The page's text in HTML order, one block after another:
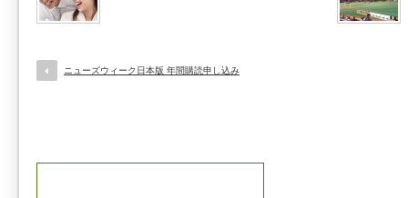
ニューズウィーク日本版 年間購読申し込み